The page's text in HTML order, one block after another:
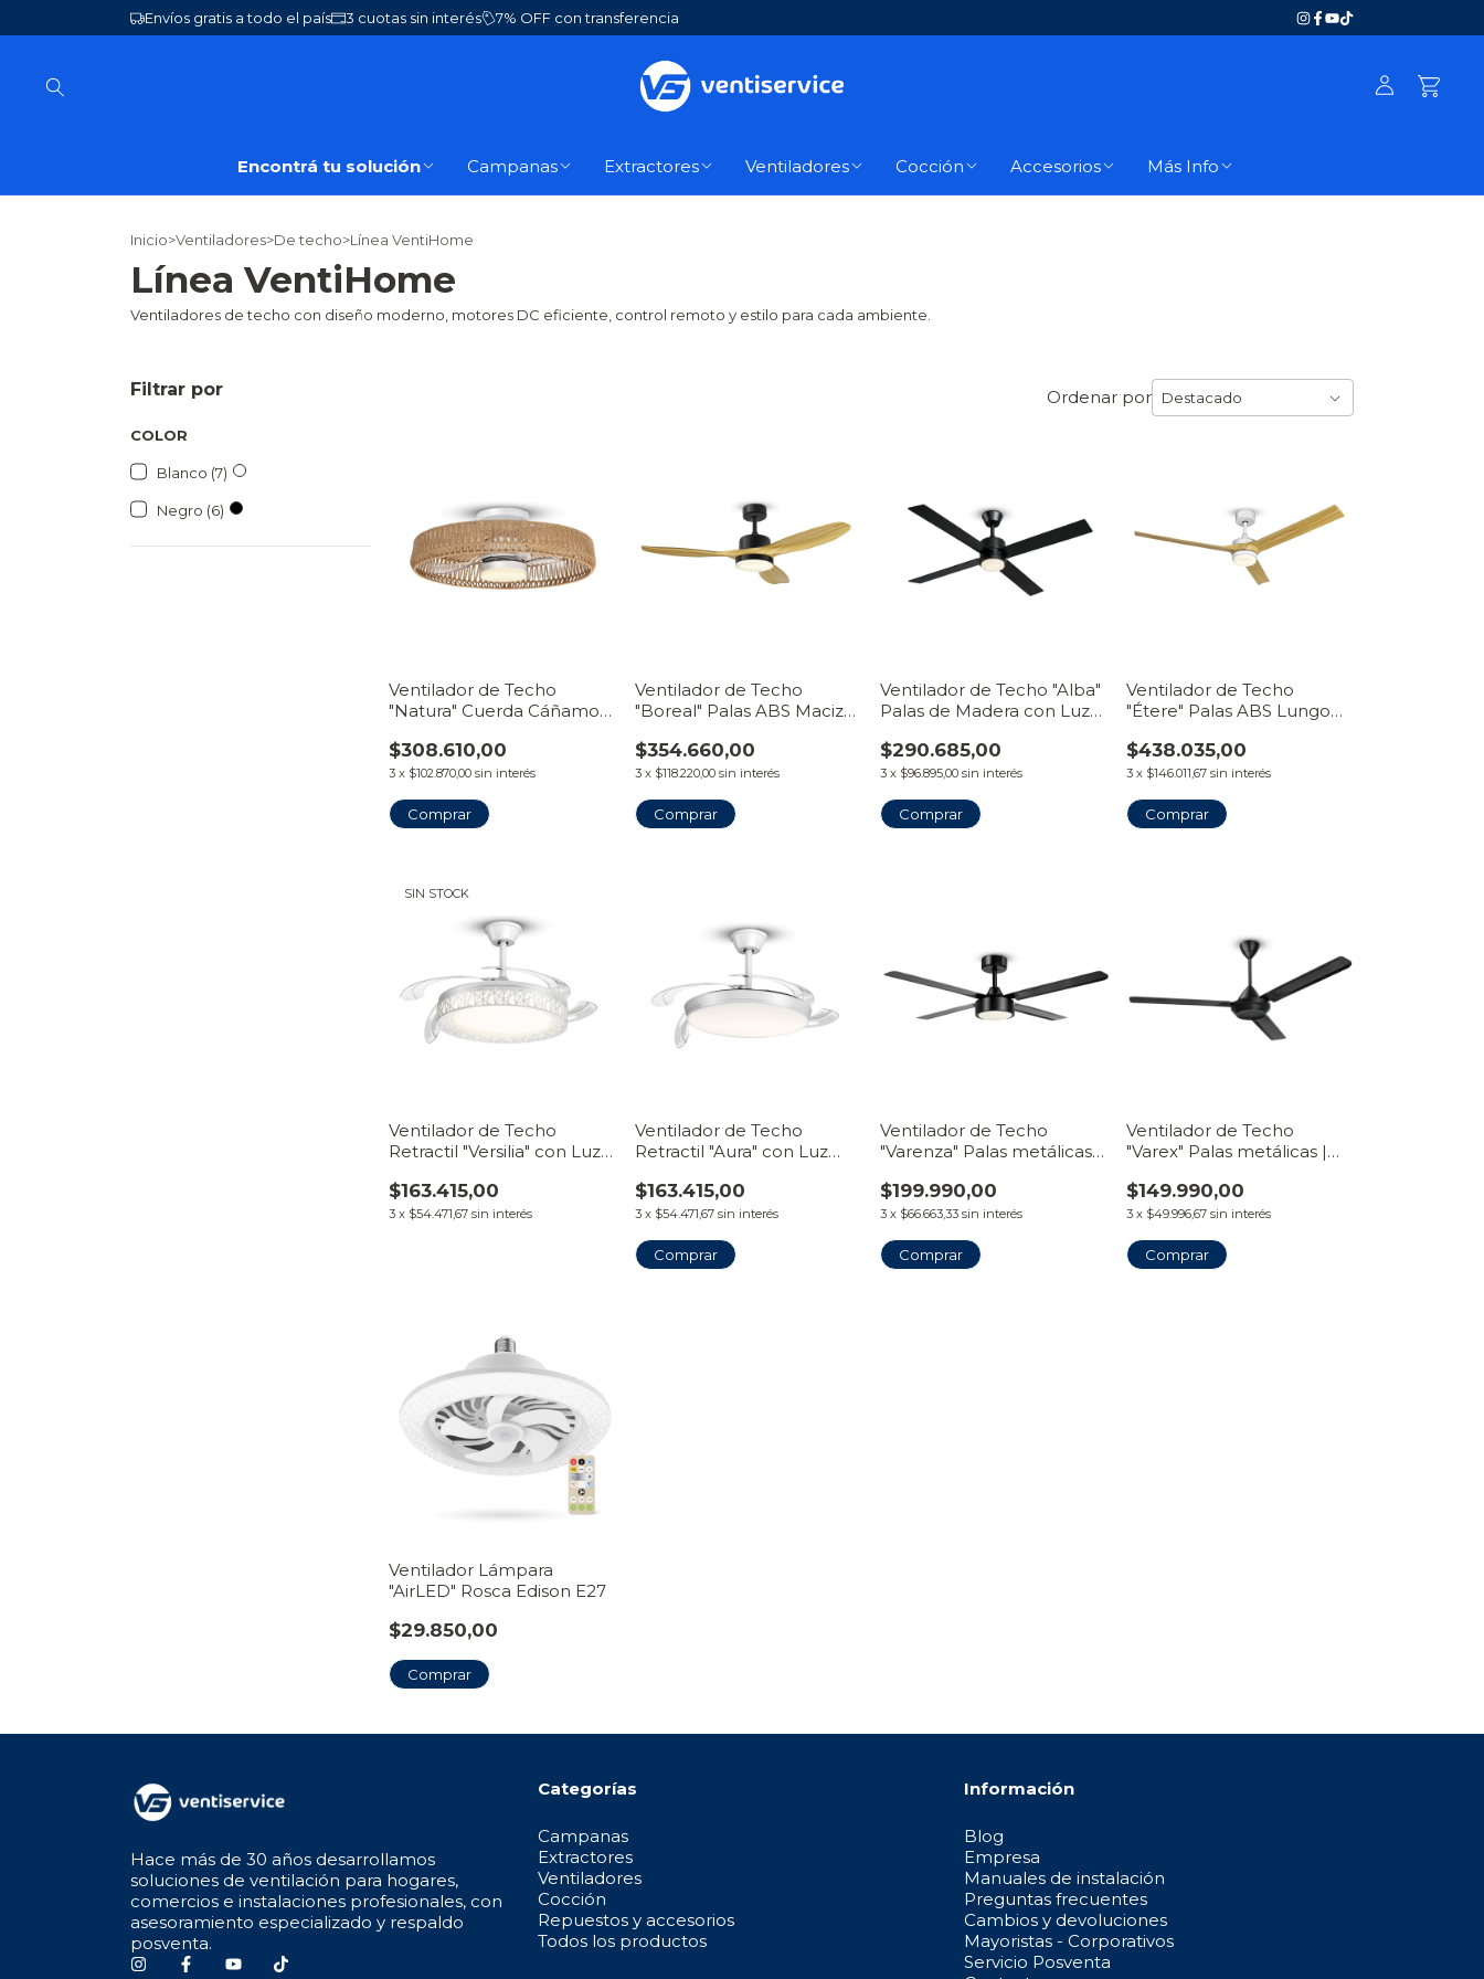
Envíos gratis a todo el país 3 cuotas sin interés 7% OFF con transferencia
Encontrá tu solución Campanas Extractores Ventiladores Cocción Accesorios Más Info
Inicio>Ventiladores>De techo>Línea VentiHome
Línea VentiHome
Ventiladores de techo con diseño moderno, motores DC eficiente, control remoto y estilo para cada ambiente.
Filtrar por
COLOR
Blanco (7)
Negro (6)
Ordenar por
Ventilador de Techo
"Natura" Cuerda Cáñamo
VentiHome
$308.610,00
3 x $102.870,00 sin interés
Ventilador de Techo
"Boreal" Palas ABS Maciza
VentiHome
$354.660,00
3 x $118.220,00 sin interés
Comprar
Ventilador de Techo "Alba"
Palas de Madera con Luz
VentiHome
$290.685,00
3 x $96.895,00 sin interés
Comprar
Ventilador de Techo
"Étere" Palas ABS Lungo
VentiHome
$438.035,00
3 x $146.011,67 sin interés
Comprar
SIN STOCK
Ventilador de Techo
Retractil "Versilia" con Luz
VentiHome
$163.415,00
3 x $54.471,67 sin interés
Ventilador de Techo
Retractil "Aura" con Luz
VentiHome
$163.415,00
3 x $54.471,67 sin interés
Comprar
Ventilador de Techo
"Varenza" Palas metálicas
VentiHome
$199.990,00
3 x $66.663,33 sin interés
Comprar
Ventilador de Techo
"Varex" Palas metálicas |
$149.990,00
3 x $49.996,67 sin interés
Comprar
Ventilador Lámpara
"AirLED" Rosca Edison E27
$29.850,00
Hace más de 30 años desarrollamos
soluciones de ventilación para hogares,
comercios e instalaciones profesionales, con
asesoramiento especializado y respaldo
posventa.
Categorías
Campanas
Extractores
Ventiladores
Cocción
Repuestos y accesorios
Todos los productos
Información
Blog
Empresa
Manuales de instalación
Preguntas frecuentes
Cambios y devoluciones
Mayoristas - Corporativos
Servicio Posventa